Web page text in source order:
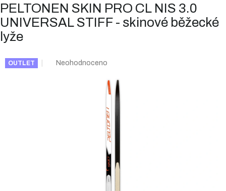
PELTONEN SKIN PRO CL NIS 3.0
UNIVERSAL STIFF - skinové běžecké
lyže
OUTLET
Průměrné
Neohodnoceno